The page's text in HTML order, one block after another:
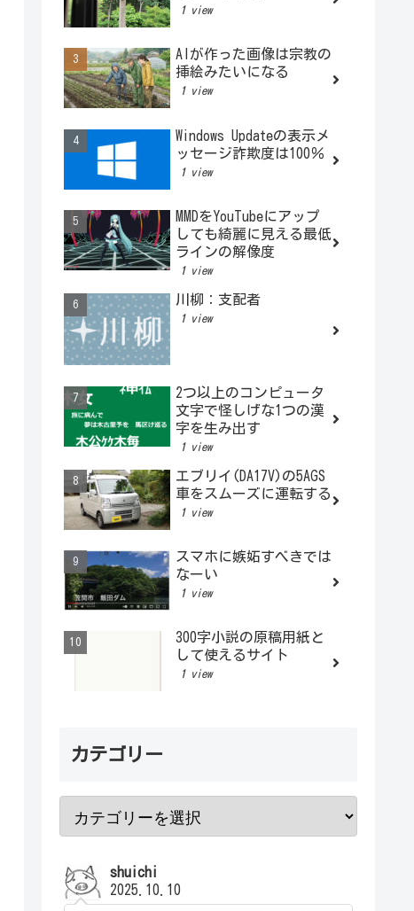
1 view
AIが作った画像は宗教の
挿絵みたいになる
1 view
Windows Updateの表示メ
ッセージ詐欺度は100％
1 view
MMDをYouTubeにアップ
しても綺麗に見える最低
ラインの解像度
1 view
川柳：支配者
1 view
2つ以上のコンピュータ
文字で怪しげな1つの漢
字を生み出す
1 view
エブリイ(DA17V)の5AGS
車をスムーズに運転する
1 view
スマホに嫉妬すべきでは
なーい
1 view
300字小説の原稿用紙と
して使えるサイト
1 view
カテゴリー
shuichi
2025.10.10